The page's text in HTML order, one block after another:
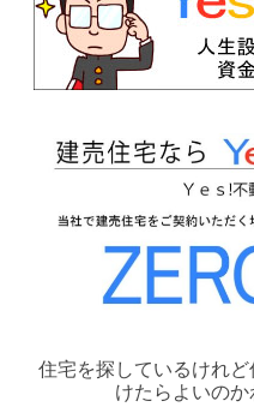
住宅を探しているけれ
けたらよいの